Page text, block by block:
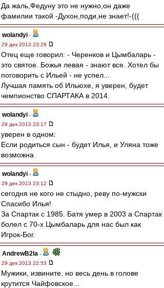
Да жаль,Федуну это не нужно,он даже
фамилии такой -Духон,поди,не знает!-(((
wolandyi -
29 дек 2013 23:29
Отец еще говорил: - Черенков и Цымбаларь -
это святое. Божья левая - знают все. Хотел бы
поговорить с Ильей - не успел...
Лучшая память об Ильюхе, я уверен, будет
чемпионство СПАРТАКА в 2014.
wolandyi -
29 дек 2013 23:17
уверен в одном:
Если родиться сын - будет Илья, и Уляна тоже
возможна
wolandyi -
29 дек 2013 23:12
сегодня не кого не стыдно, реву по-мужски
Спасибо Илья!
За Спартак с 1985. Батя умер в 2003 а Спартак
болел с 70-х Цымбаларь для нас был как
Игрок-Бог.
AndrewB2la -
29 дек 2013 22:53
Мужики, извините, но весь день в голове
крутится Чайфовское...